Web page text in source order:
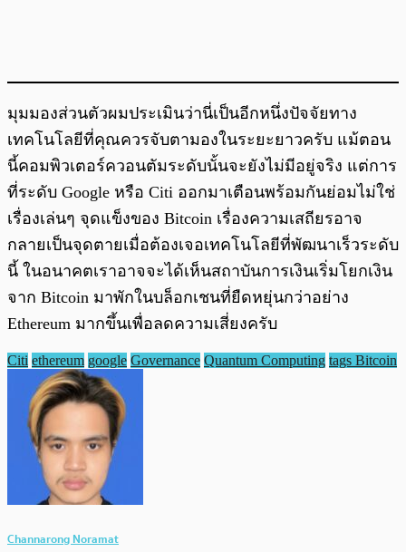
มุมมองส่วนตัวผมประเมินว่านี่เป็นอีกหนึ่งปัจจัยทาง
เทคโนโลยีที่คุณควรจับตามองในระยะยาวครับ แม้ตอน
นี้คอมพิวเตอร์ควอนตัมระดับนั้นจะยังไม่มีอยู่จริง แต่การ
ที่ระดับ Google หรือ Citi ออกมาเตือนพร้อมกันย่อมไม่ใช่
เรื่องเล่นๆ จุดแข็งของ Bitcoin เรื่องความเสถียรอาจ
กลายเป็นจุดตายเมื่อต้องเจอเทคโนโลยีที่พัฒนาเร็วระดับ
นี้ ในอนาคตเราอาจจะได้เห็นสถาบันการเงินเริ่มโยกเงิน
จาก Bitcoin มาพักในบล็อกเชนที่ยืดหยุ่นกว่าอย่าง
Ethereum มากขึ้นเพื่อลดความเสี่ยงครับ
Citi ethereum google Governance Quantum Computing tags Bitcoin
Channarong Noramat